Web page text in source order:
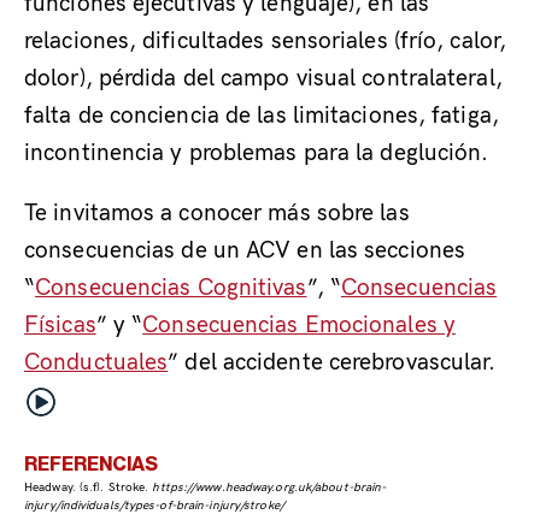
relaciones, dificultades sensoriales (frío, calor,
dolor), pérdida del campo visual contralateral,
falta de conciencia de las limitaciones, fatiga,
incontinencia y problemas para la deglución.
Te invitamos a conocer más sobre las
consecuencias de un ACV en las secciones
“Consecuencias Cognitivas”, “Consecuencias
Físicas” y “Consecuencias Emocionales y
Conductuales” del accidente cerebrovascular.
REFERENCIAS
Headway. (s.f). Stroke. https://www.headway.org.uk/about-brain-
injury/individuals/types-of-brain-injury/stroke/